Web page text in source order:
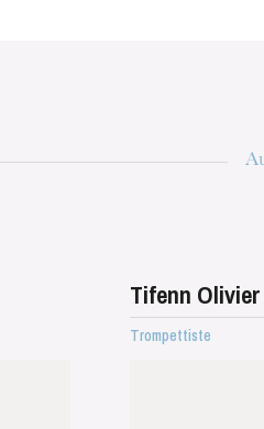
Tifenn Olivier
Trompettiste